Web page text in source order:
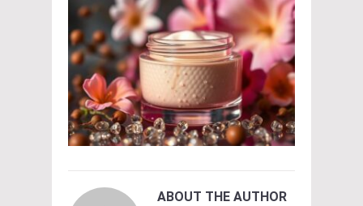
ABOUT THE AUTHOR